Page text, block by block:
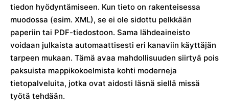
tiedon hyödyntämiseen. Kun tieto on rakenteisessa
muodossa (esim. XML), se ei ole sidottu pelkkään
paperiin tai PDF-tiedostoon. Sama lähdeaineisto
voidaan julkaista automaattisesti eri kanaviin käyttäjän
tarpeen mukaan. Tämä avaa mahdollisuuden siirtyä pois
paksuista mappikokoelmista kohti moderneja
tietopalveluita, jotka ovat aidosti läsnä siellä missä
työtä tehdään.